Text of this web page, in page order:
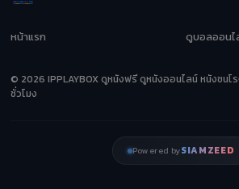
หน้าแรก ดูบอลออนไ
© 2026 IPPLAYBOX ดูหนังฟรี ดูหนังออนไลน์ หนังชนโ
ชั่วโมง
Powered bySIAMZEED